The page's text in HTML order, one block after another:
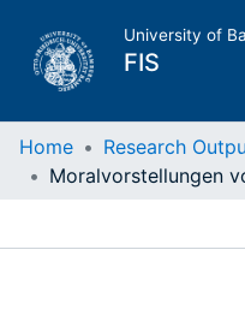
University of
FIS
Home
Home Research